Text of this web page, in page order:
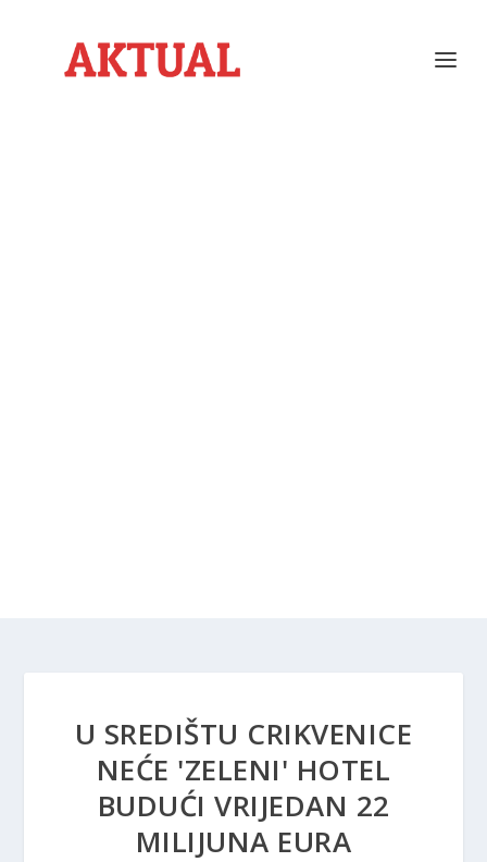
U SREDIŠTU CRIKVENICE
NEĆE 'ZELENI' HOTEL
BUDUĆI VRIJEDAN 22
MILIJUNA EURA